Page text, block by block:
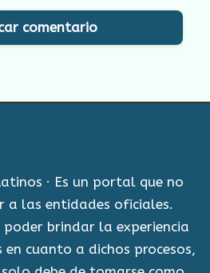
· Es un portal que no
a las entidades oficiales.
poder brindar la experiencia
cuanto a dichos procesos,